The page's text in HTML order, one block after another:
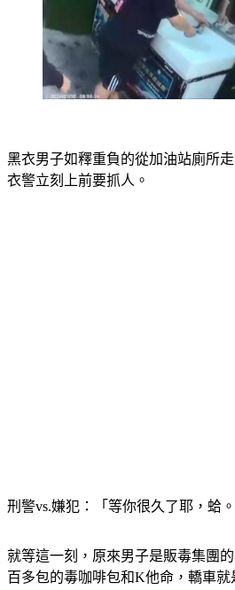
黑衣男子如釋重負的從加油站廁所
衣警立刻上前要抓人。
刑警vs.嫌犯：「等你很久了耶，蛤。
就等這一刻，原來男子是販毒集團
百多包的毒咖啡包和K他命，轎車就